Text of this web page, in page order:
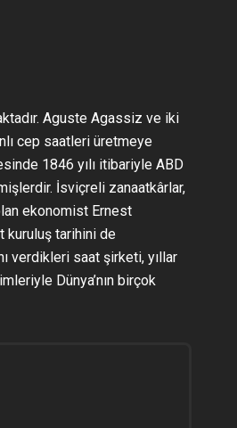
Aguste Agassiz ve iki
cep saatleri üretmeye
1846 yılı itibariyle ABD
İsviçreli zanaatkârlar,
ekonomist Ernest
kuruluş tarihini de
verdikleri saat şirketi, yıllar
Dünya’nın birçok